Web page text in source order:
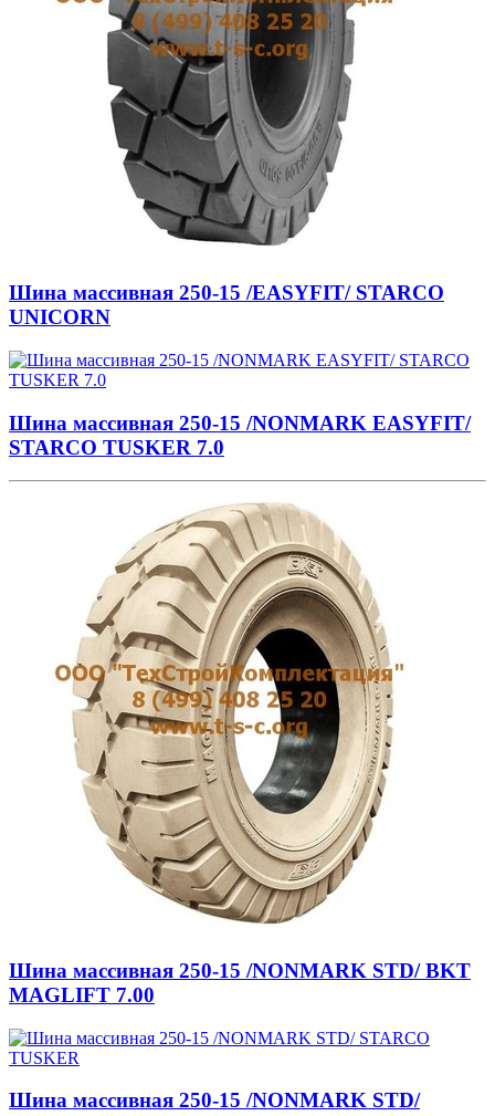
Шина массивная 250-15 /EASYFIT/ STARCO
UNICORN
Шина массивная 250-15 /NONMARK EASYFIT/
STARCO TUSKER 7.0
Шина массивная 250-15 /NONMARK STD/ BKT
MAGLIFT 7.00
Шина массивная 250-15 /NONMARK STD/